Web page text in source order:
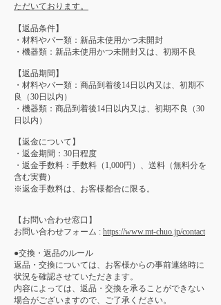
ただいております。
【返品条件】
・材料やバー類：新品未使用かつ未開封
・機器類：新品未使用かつ未開封又は、初期不良
【返品期間】
・材料やバー類：商品到着後14日以内又は、初期不
良（30日以内）
・機器類：商品到着後14日以内又は、初期不良（30
日以内）
【返金について】
・返金期間：30日程度
・返金手数料：手数料（1,000円）、送料（無料分を
含む実費）
※返金手数料は、お客様都合に限る。
【お問い合わせ窓口】
お問い合わせフォーム : https://www.mt-chuo.jp/contact
●交換・返品のルール
返品・交換については、お客様からの事前連絡時に
状況を確認させていただきます。
内容によっては、返品・交換を承ることができない
場合がございますので、ご了承ください。